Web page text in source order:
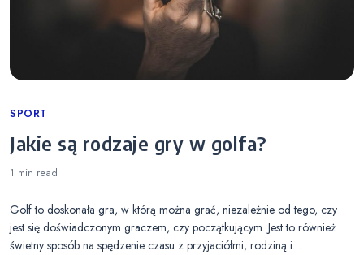
Categories
SPORT
Jakie są rodzaje gry w golfa?
1 min read
Golf to doskonała gra, w którą można grać, niezależnie od tego, czy
jest się doświadczonym graczem, czy początkującym. Jest to również
świetny sposób na spędzenie czasu z przyjaciółmi, rodziną i…